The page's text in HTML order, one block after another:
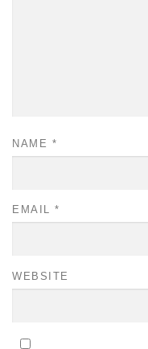
NAME *
EMAIL *
WEBSITE